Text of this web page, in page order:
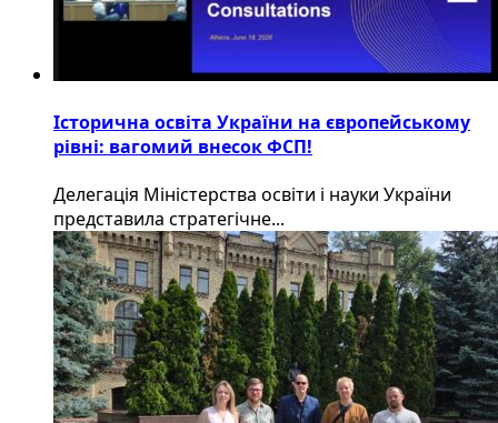
Історична освіта України на європейському
рівні: вагомий внесок ФСП!
Делегація Міністерства освіти і науки України
представила стратегічне...